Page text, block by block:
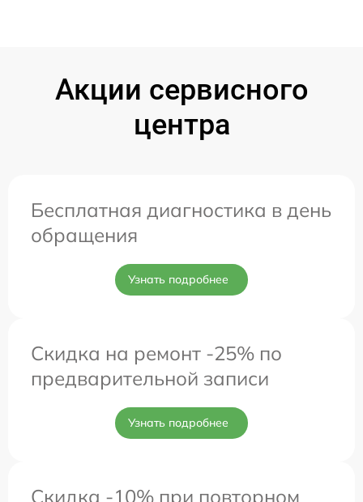
Акции сервисного
центра
Бесплатная диагностика в день
обращения
Узнать подробнее
Скидка на ремонт -25% по
предварительной записи
Узнать подробнее
Скидка -10% при повторном